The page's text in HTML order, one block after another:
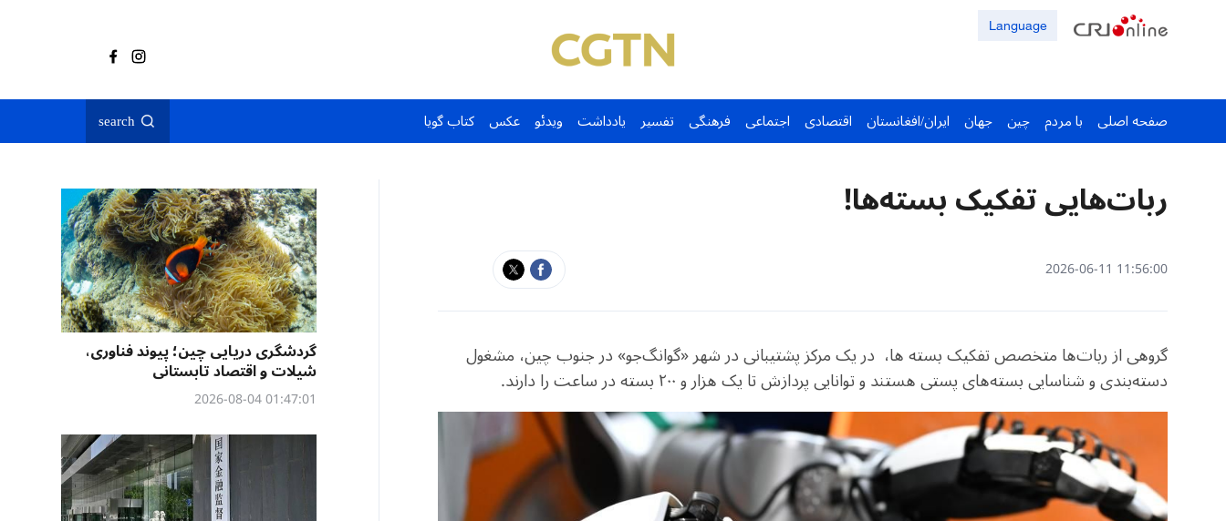
Language
صفحه اصلی با مردم چین جهان ایران/افغانستان اقتصادی اجتماعی فرهنگی تفسیر یادداشت ویدئو عکس کتاب گویا search
ربات‌هایی تفکیک بسته‌ها!
11:56:00 2026-06-11
گروهی از ربات‌ها متخصص تفکیک‌ بسته ها، در یک مرکز پشتیبانی در شهر «گوانگ‌جو» در جنوب چین، مشغول
دسته‌بندی و شناسایی بسته‌های پستی هستند و توانایی پردازش تا یک هزار و ۲۰۰ بسته در ساعت را دارند.
گردشگری دریایی چین؛ پیوند فناوری،
شیلات و اقتصاد تابستانی
01:47:01 2026-08-04